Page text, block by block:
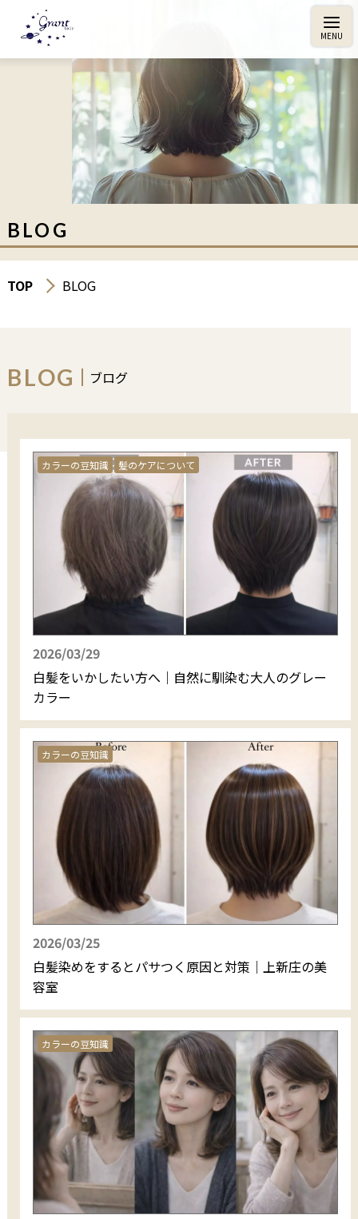
エイジングヘッドスパ
エイジング髪質改善
BLOG
TOP BLOG
BLOG ブログ
カラーの豆知識 髪のケアについて
2026/03/29
白髪をいかしたい方へ｜自然に馴染む大人のグレー
カラー
カラーの豆知識
2026/03/25
白髪染めをするとパサつく原因と対策｜上新庄の美
容室
カラーの豆知識